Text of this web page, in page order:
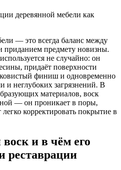
— это всегда баланс между
приданием предмету новизны.
не случайно: он
придаёт поверхности
финиш и одновременно
и неглубоких загрязнений. В
материалов, воск
— он проникает в поры,
корректировать покрытие в
и в чём его
реставрации